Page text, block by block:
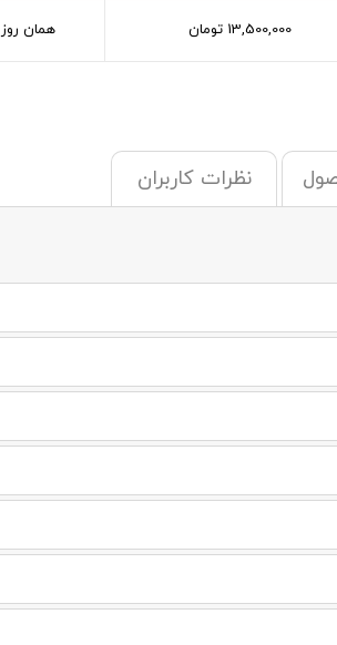
13,500,000 تومان همان روز
نظرات کاربران